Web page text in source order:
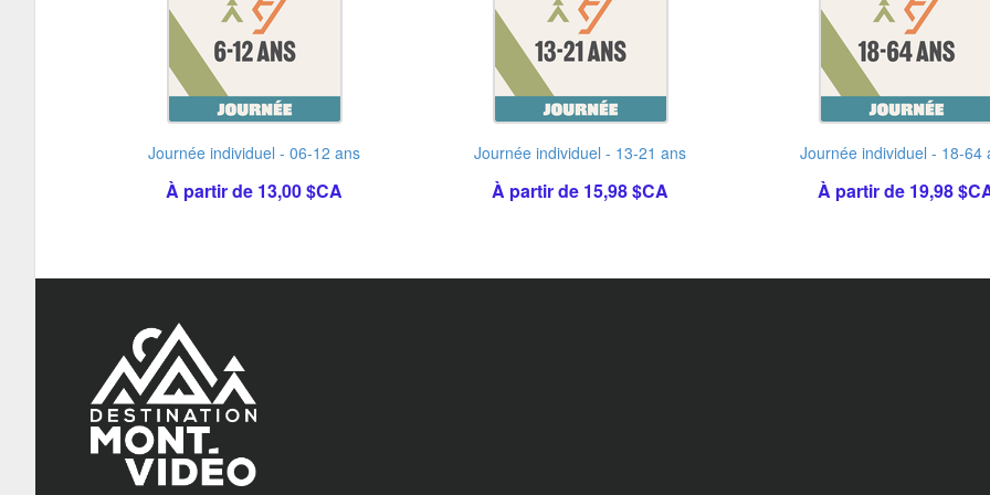
Journée individuel - 06-12 ans
À partir de 13,00 $CA
Journée individuel - 13-21 ans
À partir de 15,98 $CA
Journée individuel - 18-64
À partir de 19,98